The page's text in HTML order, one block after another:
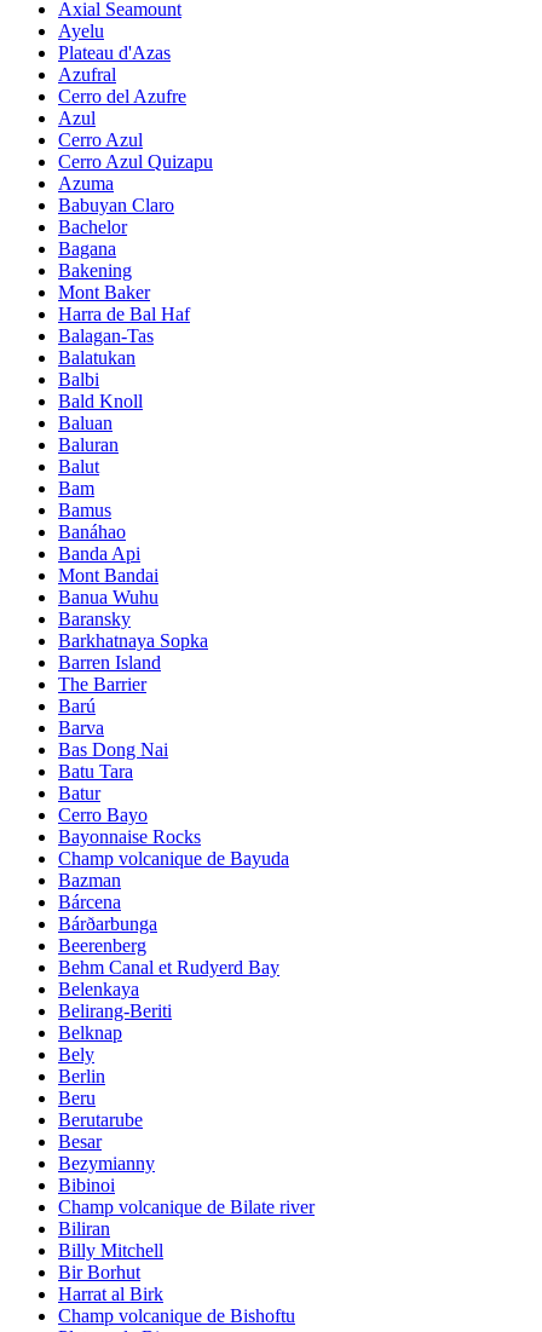
Axial Seamount
Ayelu
Plateau d'Azas
Azufral
Cerro del Azufre
Azul
Cerro Azul
Cerro Azul Quizapu
Azuma
Babuyan Claro
Bachelor
Bagana
Bakening
Mont Baker
Harra de Bal Haf
Balagan-Tas
Balatukan
Balbi
Bald Knoll
Baluan
Baluran
Balut
Bam
Bamus
Banáhao
Banda Api
Mont Bandai
Banua Wuhu
Baransky
Barkhatnaya Sopka
Barren Island
The Barrier
Barú
Barva
Bas Dong Nai
Batu Tara
Batur
Cerro Bayo
Bayonnaise Rocks
Champ volcanique de Bayuda
Bazman
Bárcena
Bárðarbunga
Beerenberg
Behm Canal et Rudyerd Bay
Belenkaya
Belirang-Beriti
Belknap
Bely
Berlin
Beru
Berutarube
Besar
Bezymianny
Bibinoi
Champ volcanique de Bilate river
Biliran
Billy Mitchell
Bir Borhut
Harrat al Birk
Champ volcanique de Bishoftu